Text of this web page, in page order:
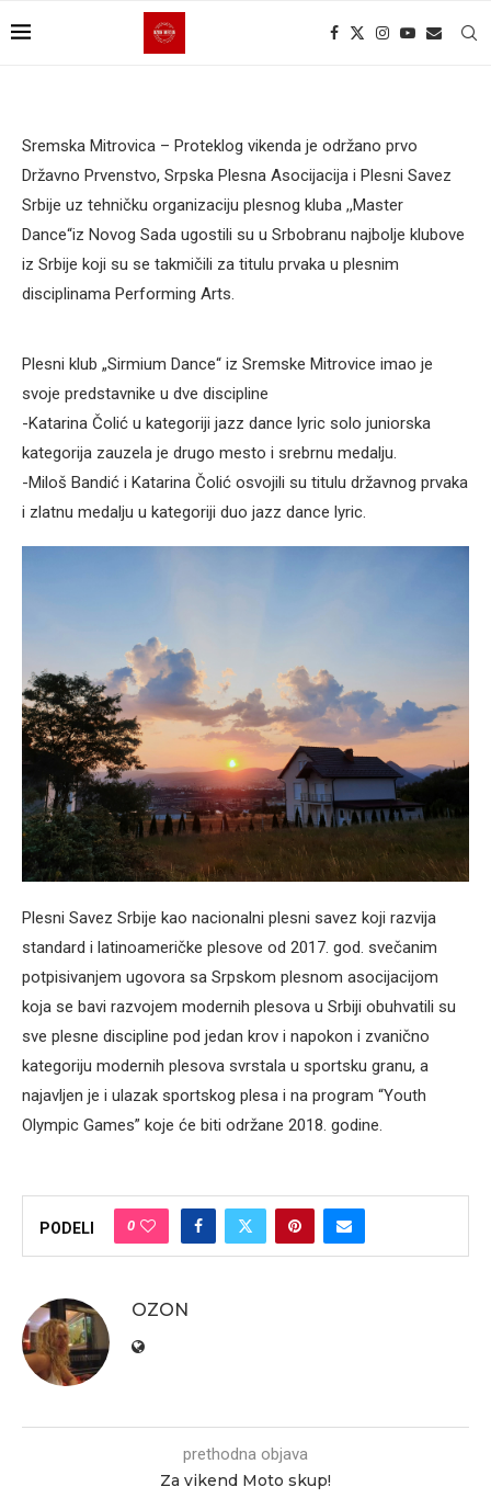
Sremska Mitrovica – Proteklog vikenda je održano prvo
Državno Prvenstvo, Srpska Plesna Asocijacija i Plesni Savez
Srbije uz tehničku organizaciju plesnog kluba ,,Master
Dance“iz Novog Sada ugostili su u Srbobranu najbolje klubove
iz Srbije koji su se takmičili za titulu prvaka u plesnim
disciplinama Performing Arts.
Plesni klub „Sirmium Dance“ iz Sremske Mitrovice imao je
svoje predstavnike u dve discipline
-Katarina Čolić u kategoriji jazz dance lyric solo juniorska
kategorija zauzela je drugo mesto i srebrnu medalju.
-Miloš Bandić i Katarina Čolić osvojili su titulu državnog prvaka
i zlatnu medalju u kategoriji duo jazz dance lyric.
Plesni Savez Srbije kao nacionalni plesni savez koji razvija
standard i latinoameričke plesove od 2017. god. svečanim
potpisivanjem ugovora sa Srpskom plesnom asocijacijom
koja se bavi razvojem modernih plesova u Srbiji obuhvatili su
sve plesne discipline pod jedan krov i napokon i zvanično
kategoriju modernih plesova svrstala u sportsku granu, a
najavljen je i ulazak sportskog plesa i na program “Youth
Olympic Games” koje će biti održane 2018. godine.
PODELI 0
OZON
prethodna objava
Za vikend Moto skup!